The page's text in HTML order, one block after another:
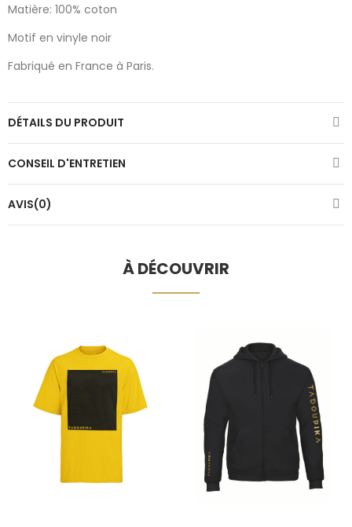
Matière: 100% coton
Motif en vinyle noir
Fabriqué en France à Paris.
DÉTAILS DU PRODUIT
CONSEIL D'ENTRETIEN
AVIS(0)
À DÉCOUVRIR